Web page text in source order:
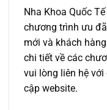
Nha Khoa Quốc
chương trình ưu
mới và khách
chi tiết về các
vui lòng liên hệ
cập website.